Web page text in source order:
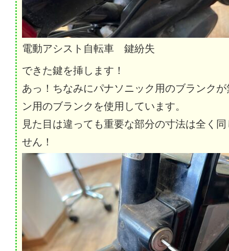
電動アシスト自転車 鍵紛失
できた鍵を挿します！
あっ！ちなみにパナソニック用のブランク
ン用のブランクを使用しています。
見た目は違っても重要な部分の寸法は全く
せん！